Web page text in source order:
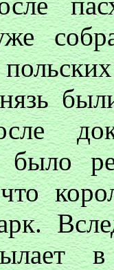
было